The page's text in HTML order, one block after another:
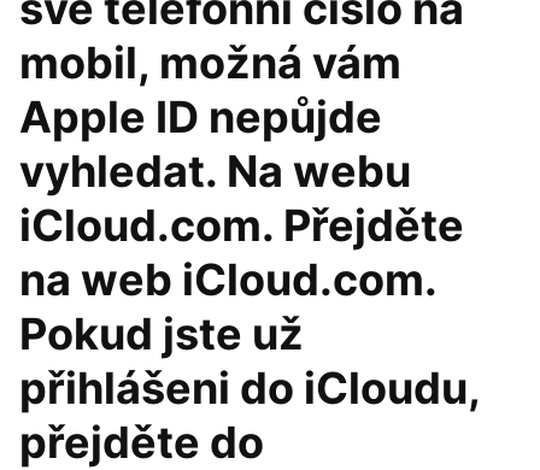
mobil, možná vám
Apple ID nepůjde
vyhledat. Na webu
iCloud.com. Přejděte
na web iCloud.com.
Pokud jste už
přihlášeni do iCloudu,
přejděte do